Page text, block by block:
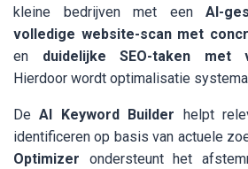
kleine bedrijven met een AI-
volledige website-scan met
en duidelijke SEO-taken met
Hierdoor wordt optimalisatie
DeAI Keyword Builder helpt
identificeren op basis van actuele
Optimizer ondersteunt het